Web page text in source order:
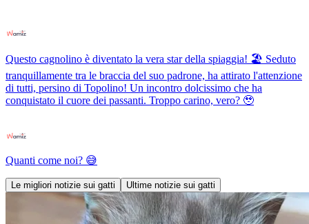
Questo cagnolino è diventato la vera star della spiaggia! 🏖️ Seduto
tranquillamente tra le braccia del suo padrone, ha attirato l'attenzione
di tutti, persino di Topolino! Un incontro dolcissimo che ha
conquistato il cuore dei passanti. Troppo carino, vero? 🥹
Quanti come noi? 😅
Le migliori notizie sui gatti Ultime notizie sui gatti